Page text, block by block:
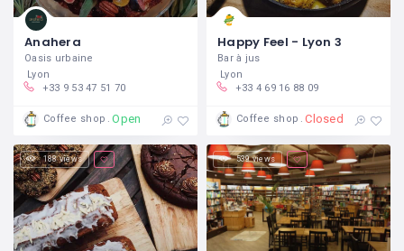
Anahera
Oasis urbaine
Lyon
+33 9 53 47 51 70
Coffee shop Open
Happy Feel - Lyon 3
Bar à jus
Lyon
+33 4 69 16 88 09
Coffee shop Closed
188 views 539 views